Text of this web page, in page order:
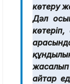
көтеру
Дәл
айтар